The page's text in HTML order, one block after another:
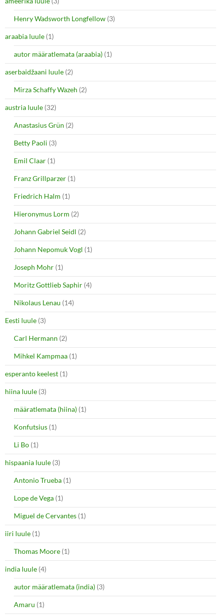
Henry Wadsworth Longfellow (3)
araabia luule (1)
autor määratlemata (araabia) (1)
aserbaidžaani luule (2)
Mirza Schaffy Wazeh (2)
austria luule (32)
Anastasius Grün (2)
Betty Paoli (3)
Emil Claar (1)
Franz Grillparzer (1)
Friedrich Halm (1)
Hieronymus Lorm (2)
Johann Gabriel Seidl (2)
Johann Nepomuk Vogl (1)
Joseph Mohr (1)
Moritz Gottlieb Saphir (4)
Nikolaus Lenau (14)
Eesti luule (3)
Carl Hermann (2)
Mihkel Kampmaa (1)
esperanto keelest (1)
hiina luule (3)
määratlemata (hiina) (1)
Konfutsius (1)
Li Bo (1)
hispaania luule (3)
Antonio Trueba (1)
Lope de Vega (1)
Miguel de Cervantes (1)
iiri luule (1)
Thomas Moore (1)
india luule (4)
autor määratlemata (india) (3)
Amaru (1)